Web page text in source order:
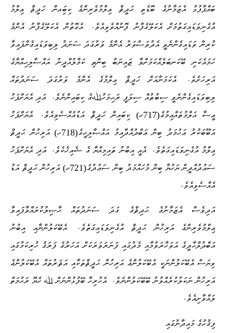
ބައްޕާފުޅު އެޒަމާނުގެ ބޮޑެތި ޙަދީޘް ޢިލްމުވެރިންގެ ކިބަިއން ހަދީޘް ޢިލްމު
އުގެނިވަޑައިގަތުމަށް އެކަލޭގެފާނު ފޮނުއްވެވިއެވެ.އެގޮތުން އެކަލޭގެފާނު އެންމެ
ކުރިން ވަޑައިގެންނެވީ އެދުވަސްވަރު އެންމެ ވަރުގަދަ ސަނަދު ލިބިވަޑައިގެންފައިވާ
ހަމައެކަނި ބޭކަނބަލެއްކަމަށްވާ ޒައިނަބު ބިންތި ކަމާލުއްދީނު އައްޞާލިޙިއްޔާގެ
އަރިހަށެވެ.އެކަމަނާއަށް ހަދީޘް ޢިލްމުގެ އެންމެ ވަރުގަދަ ސަނަދުތައް
ލިބިވަޑައިގެންނެވީ ސިބުޠުއް ސިލަފީ ރަޙިމަހުﷲގެ ކިބައިންނެވެ.އަދި އެޔަށްފަހު
ޢީސާ އަލްމުޠައްޢިމުގެ(717ހ) ކިބައިން ހަދީޘް އަޑުއެއްސެވިއެވެ
.އެޔަށްފަހު
އަބޫބަކުރު ޢަހުމަދު ބިން ޢަބްދުއްދާއިމު އައްޞާލިޙީގެ(718ހ) އަރިހުން ޙަދީޘް
ޢިލްމު އުގެނިވަޑައިގަތެވެ.އެއީ އިބުނު ތައިމިއްޔާ ގެ ޝެއިޚެކެވެ.އަދި އެޔަށްފަހު
ސަޢުދުއްދީން ޔަހުޔާ ބިން މުހައްމަދު ބިން ސަޢުދުގެ(721ހ) އަރިހުން ޙަދީޘް އަޑު
އެއްސެވިއެވެ.
އަދިވެސް އެޒަމާނުގެ ޙަދިޘްގެ ގަދަ ސަނަދުތައް ޙާޞިލުކުރައްވާފައިވާ
ޢިލްމުވެރިންގެ އަރިހުން ޙަދީޘް އުގެނިވަޑައިގަތެވެ.
އެބޭކަލުންނާއި އިބުނު
އަބްދުލްޙާދީގެ އަވަހާރަވުމާއި މެދުގައި ފަނަރަވަރަކަށް އަހަރުގެ ފަރަޤު ހުރިކަމުގައި
ވިޔަސް އެބޭކަލުންނަކީ އެބޭކަލުންގެ އަރިހުން ޙަދީޘްތަކާއި އަޘަރުތައް އެބޭކަލުންގެ
އަރިހުން ނަކަލުކުރެއްވުނު ބޭބޭކަލުންނެވެ.
އެހުރިހާ ބޭފުޅުންނަށް ﷲ ހެޔޮ ރަޙުމަތް
ލައްވާށިއެވެ.
ފިޤުހުގެ މައިދާނުގައި